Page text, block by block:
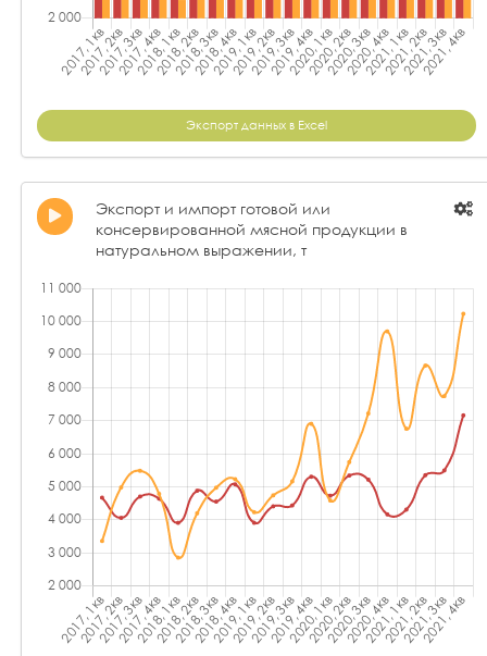
Экспорт данных в Excel
Экспорт и импорт готовой или
консервированной мясной продукции в
натуральном выражении, т